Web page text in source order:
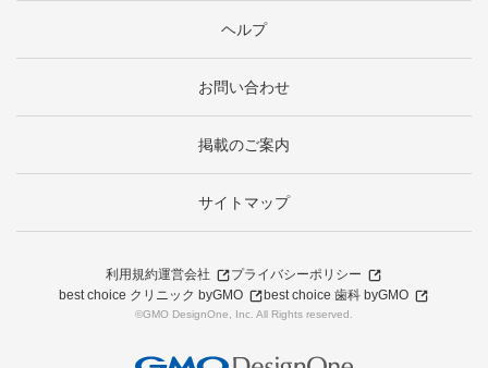
ヘルプ
お問い合わせ
掲載のご案内
サイトマップ
利用規約運営会社
プライバシーポリシー
best choice クリニック byGMO
best choice 歯科 byGMO
©GMO DesignOne, Inc. All Rights reserved.